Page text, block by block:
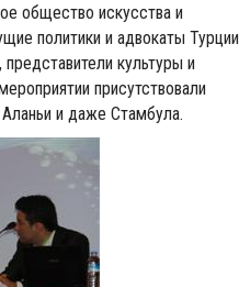
общество искусства и
политики и адвокаты Турции
культуры и
присутствовали
и даже Стамбула.